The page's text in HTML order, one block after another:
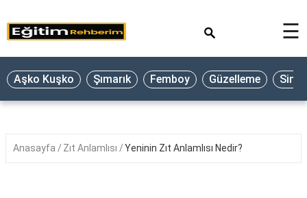
☰
Aşko Kuşko Şımarık Femboy Güzelleme
Anasayfa Zıt Anlamlısı Yeninin Zıt Anlamlısı Nedir?